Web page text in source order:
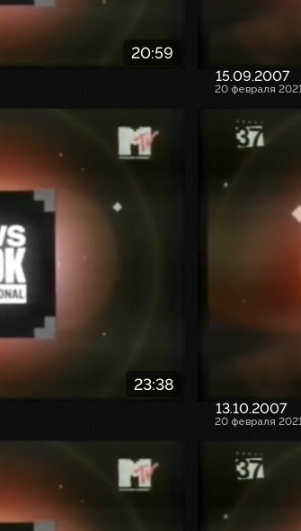
20:59
15.09.2007
20 февраля
23:38
13.10.2007
20 февраля